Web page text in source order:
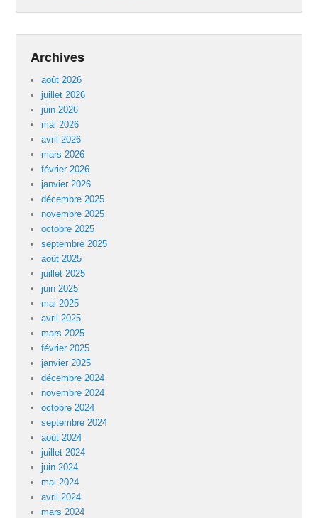
Archives
août 2026
juillet 2026
juin 2026
mai 2026
avril 2026
mars 2026
février 2026
janvier 2026
décembre 2025
novembre 2025
octobre 2025
septembre 2025
août 2025
juillet 2025
juin 2025
mai 2025
avril 2025
mars 2025
février 2025
janvier 2025
décembre 2024
novembre 2024
octobre 2024
septembre 2024
août 2024
juillet 2024
juin 2024
mai 2024
avril 2024
mars 2024